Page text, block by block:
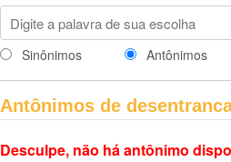
Sinônimos Antônimos
Antônimos de
Desculpe, não há antônimo